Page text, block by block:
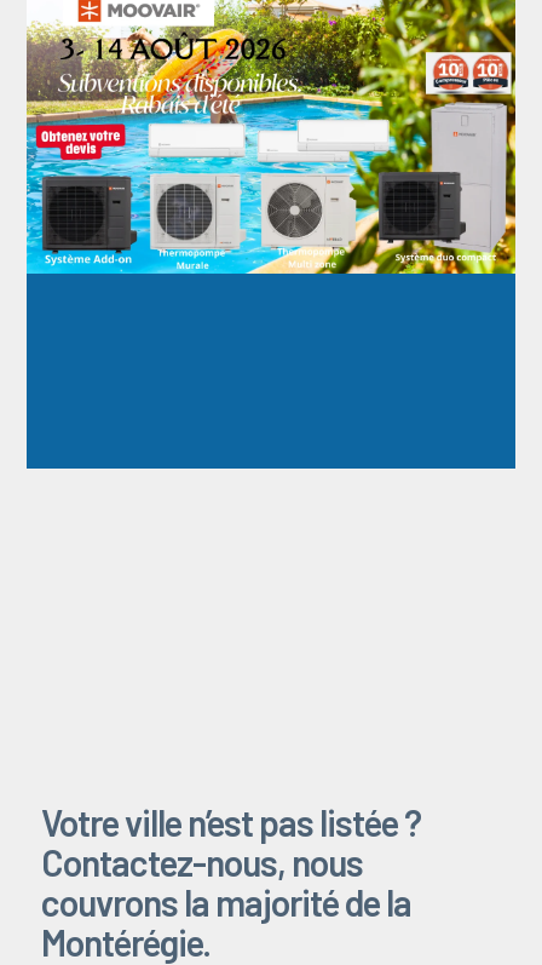
Intervention
rapide
Techniciens
certifiés
Rive-Sud /
Montérégie
Beloeil
Boucherville
Votre ville n’est pas listée ?
Contactez-nous, nous
couvrons la majorité de la
Montérégie.